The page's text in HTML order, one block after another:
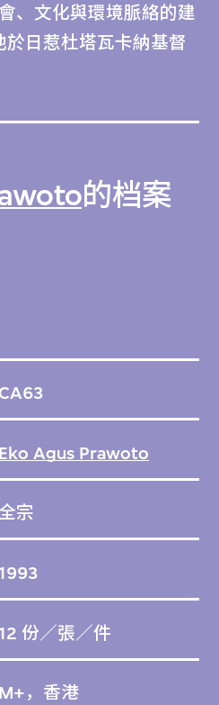
、文化與環境脈絡的建
日惹杜塔瓦卡納基督
院任教。之後，他逐漸
於切曼提藝術村
2002）的展覽空間，
實踐獲國際肯定，其作
母親而建的神社 〉
拜克 展出的《海之貝
（2017）。
項目「過渡之所：日惹
），收錄十二幅草圖
力於照顧日惹弱勢社群
他於貝爾拉赫學院所寫
貢維賈耶及赫茲伯格啟
的档案
Eko Agus Prawoto
全宗
1993
12 份／張／件
M+，香港